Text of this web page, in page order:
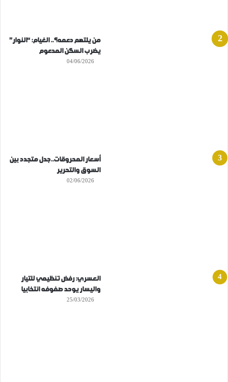
من يلتهم دعمه؟.. الغيام: “النوار”
يضرب السكن المدعوم
04/06/2026
أسعار المحروقات..جدل متجدد بين
السوق والتحرير
02/06/2026
العسري: رفض تنظيمي للتيار
واليسار يوحد صفوفه انتخابيا
25/03/2026